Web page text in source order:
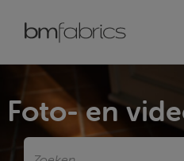
Foto- en
Zoeken